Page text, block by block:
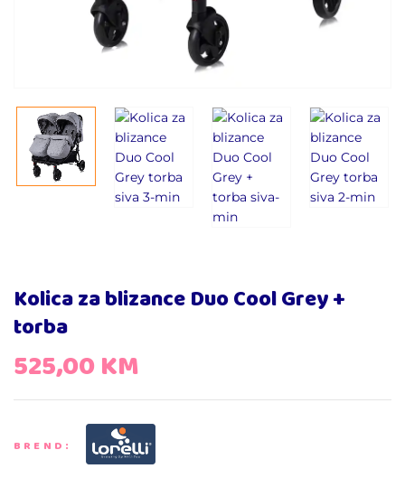
Kolica za blizance Duo Cool Grey +
torba
525,00KM
BREND: